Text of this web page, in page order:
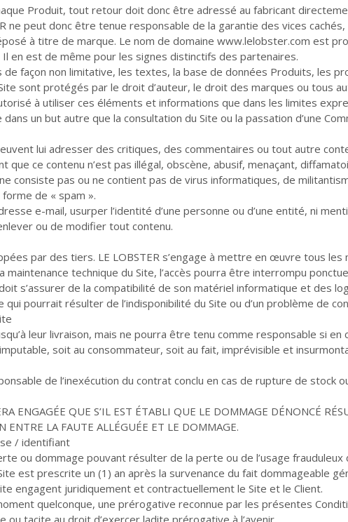
Produit, tout retour doit donc être adressé au fabricant
ne peut donc être tenue responsable de la garantie des vices
à titre de marque. Le nom de domaine www.lelobster.com est
en est de même pour les signes distinctifs des partenaires.
de façon non limitative, les textes, la base de données Produits, les
sont protégés par le droit d’auteur, le droit des marques ou tous
à utiliser ces éléments et informations que dans les limites
un but autre que la consultation du Site ou la passation d’une
lui adresser des critiques, des commentaires ou tout autre
ce contenu n’est pas illégal, obscène, abusif, menaçant,
consiste pas ou ne contient pas de virus informatiques, de
de « spam ».
e-mail, usurper l’identité d’une personne ou d’une entité, ni
ou de modifier tout contenu.
par des tiers. LE LOBSTER s’engage à mettre en œuvre tous les
maintenance technique du Site, l’accès pourra être interrompu
s’assurer de la compatibilité de son matériel informatique et des
pourrait résulter de l’indisponibilité du Site ou d’un problème de
leur livraison, mais ne pourra être tenu comme responsable si
soit au consommateur, soit au fait, imprévisible et
de l’inexécution du contrat conclu en cas de rupture de stock
ENGAGÉE QUE S’IL EST ÉTABLI QUE LE DOMMAGE DÉNONCÉ
ENTRE LA FAUTE ALLÉGUÉE ET LE DOMMAGE.
/ identifiant
ou dommage pouvant résulter de la perte ou de l’usage
est prescrite un (1) an après la survenance du fait dommageable
engagent juridiquement et contractuellement le Site et le Client.
quelconque, une prérogative reconnue par les présentes
tacite au droit d’exercer ladite prérogative à l’avenir.